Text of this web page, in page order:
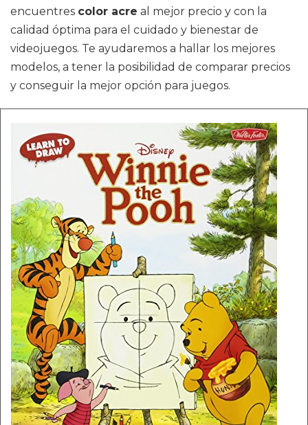
encuentres color acre al mejor precio y con la
calidad óptima para el cuidado y bienestar de
videojuegos. Te ayudaremos a hallar los mejores
modelos, a tener la posibilidad de comparar precios
y conseguir la mejor opción para juegos.